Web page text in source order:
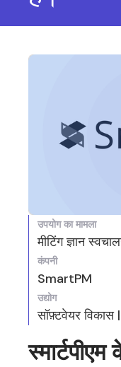
उपयोग का मामला
मीटिंग ज्ञान
कंपनी
SmartPM
उद्योग
सॉफ़्टवेयर विकास